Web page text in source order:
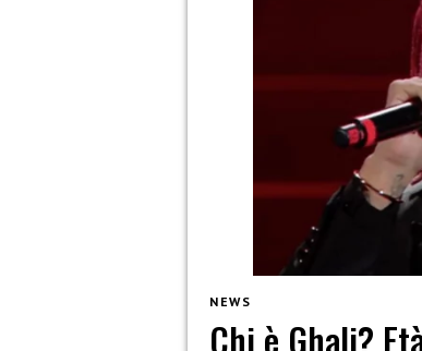
NEWS
Chi è Ghali?